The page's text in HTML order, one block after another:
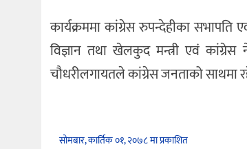
कार्यक्रममा कांग्रेस रुपन्देहीका सभापति
विज्ञान तथा खेलकुद मन्त्री एवं कांग्रेस
चौधरीलगायतले कांग्रेस जनताको साथमा
सोमबार, कार्तिक ०१, २०७८ मा प्रकाशित